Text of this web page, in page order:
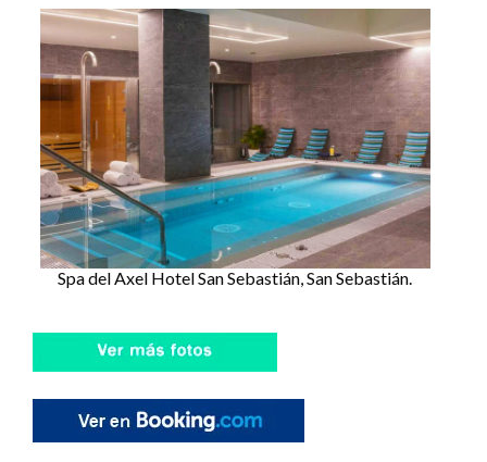
Spa del Axel Hotel San Sebastián, San Sebastián.